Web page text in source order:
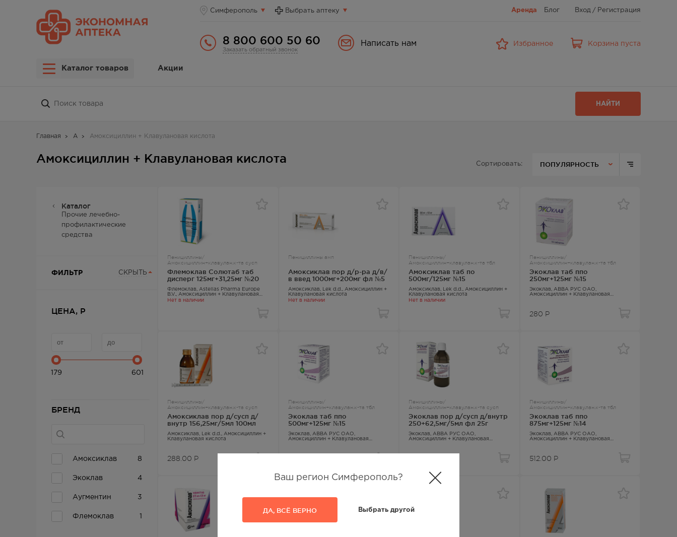
Симферополь
Ваш регион Симферополь?
ДА, ВСЁ ВЕРНО Выбрать другой
Выбрать аптеку Аренда Блог Вход / Регистрация
8 800 600 50 60
Заказать обратный звонок
Написать нам Избранное Корзина пуста
Каталог товаров Акции
НАЙТИ
Главная А Амоксициллин + Клавулановая кислота
Амоксициллин + Клавулановая кислота Сортировать: ПОПУЛЯРНОСТЬ
Каталог
Прочие лечебно-
профилактические
средства
ФИЛЬТР СКРЫТЬ
ЦЕНА, Р
179 601
БРЕНД
Амоксиклав 8
Экоклав 4
Аугментин 3
Флемоклав 1
Пенициллины/
Амоксициллин+клавулан.к-та сусп
Флемоклав Солютаб таб
дисперг 125мг+31,25мг №20
Флемоклав, Astellas Pharma Europe
B.V., Амоксициллин + Клавулановая
кислота
Нет в наличии
Пенициллины амп
Амоксиклав пор д/р-ра д/в/
в введ 1000мг+200мг фл №5
Амоксиклав, Lek d.d., Амоксициллин +
Клавулановая кислота
Нет в наличии
Пенициллины/
Амоксициллин+клавулан.к-та тбл
Амоксиклав таб по
500мг/125мг №15
Амоксиклав, Lek d.d., Амоксициллин +
Клавулановая кислота
Нет в наличии
Пенициллины/
Амоксициллин+клавулан.к-та тбл
Экоклав таб ппо
250мг+125мг №15
Экоклав, АВВА РУС ОАО,
Амоксициллин + Клавулановая
280 Р
Пенициллины/
Амоксициллин+клавулан.к-та сусп
Амоксиклав пор д/сусп д/
внутр 156,25мг/5мл 100мл
Амоксиклав, Lek d.d., Амоксициллин +
Клавулановая кислота
288.00 Р
Пенициллины/
Амоксициллин+клавулан.к-та тбл
Экоклав таб ппо
500мг+125мг №15
Экоклав, АВВА РУС ОАО,
Амоксициллин + Клавулановая
Пенициллины/
Амоксициллин+клавулан.к-та сусп
Экоклав пор д/сусп д/внутр
250+62,5мг/5мл фл 25г
Экоклав, АВВА РУС ОАО,
Амоксициллин + Клавулановая
Пенициллины/
Амоксициллин+клавулан.к-та тбл
Экоклав таб ппо
875мг+125мг №14
Экоклав, АВВА РУС ОАО,
Амоксициллин + Клавулановая
512.00 Р